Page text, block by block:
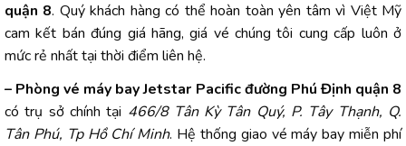
quận 8. Quý khách hàng có thể hoàn toàn yên tâm vì Việt Mỹ
cam kết bán đúng giá hãng, giá vé chúng tôi cung cấp luôn ở
mức rẻ nhất tại thời điểm liên hệ.
– Phòng vé máy bay Jetstar Pacific đường Phú Định quận 8
có trụ sở chính tại 466/8 Tân Kỳ Tân Quý, P. Tây Thạnh, Q.
Tân Phú, Tp Hồ Chí Minh. Hệ thống giao vé máy bay miễn phí